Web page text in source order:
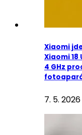
Xiaomi
Xiaomi
4 GHz
7. 5. 2026